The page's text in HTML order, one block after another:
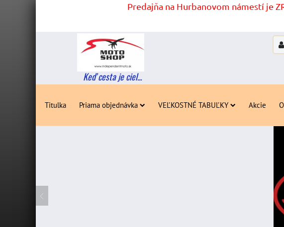
Predajňa na Hurbanovom námestí je
Keď cesta je ciel...
Titulka Priama objednávka VEĽKOSTNÉ TABUĽKY Akcie